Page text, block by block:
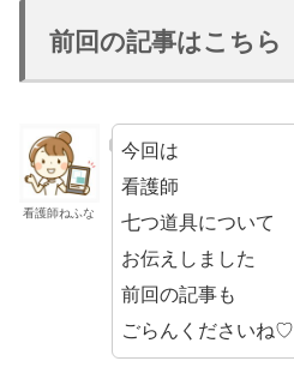
前回の記事はこちら
看護師ねふな
今回は
看護師
七つ道具について
お伝えしました
前回の記事も
ごらんくださいね♡